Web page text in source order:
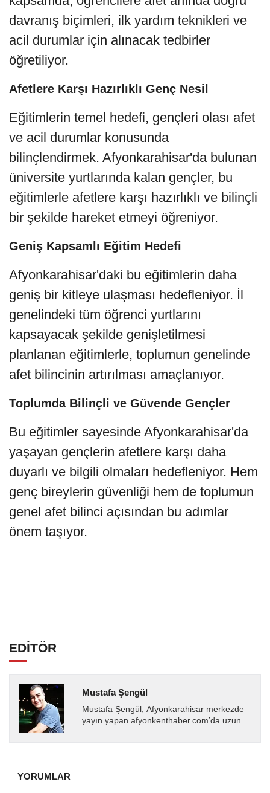
davranış biçimleri, ilk yardım teknikleri ve
acil durumlar için alınacak tedbirler
öğretiliyor.
Afetlere Karşı Hazırlıklı Genç Nesil
Eğitimlerin temel hedefi, gençleri olası afet
ve acil durumlar konusunda
bilinçlendirmek. Afyonkarahisar'da bulunan
üniversite yurtlarında kalan gençler, bu
eğitimlerle afetlere karşı hazırlıklı ve bilinçli
bir şekilde hareket etmeyi öğreniyor.
Geniş Kapsamlı Eğitim Hedefi
Afyonkarahisar'daki bu eğitimlerin daha
geniş bir kitleye ulaşması hedefleniyor. İl
genelindeki tüm öğrenci yurtlarını
kapsayacak şekilde genişletilmesi
planlanan eğitimlerle, toplumun genelinde
afet bilincinin artırılması amaçlanıyor.
Toplumda Bilinçli ve Güvende Gençler
Bu eğitimler sayesinde Afyonkarahisar'da
yaşayan gençlerin afetlere karşı daha
duyarlı ve bilgili olmaları hedefleniyor. Hem
genç bireylerin güvenliği hem de toplumun
genel afet bilinci açısından bu adımlar
önem taşıyor.
EDİTÖR
Mustafa Şengül
Mustafa Şengül, Afyonkarahisar merkezde
yayın yapan afyonkenthaber.com’da uzun
almakta, haber akışı...
YORUMLAR